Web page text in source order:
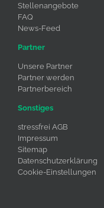
Stellenangebote
FAQ
News-Feed
Partner
Unsere Partner
Partner werden
Partnerbereich
Sonstiges
stressfrei AGB
Impressum
Sitemap
Datenschutzerklärung
Cookie-Einstellungen